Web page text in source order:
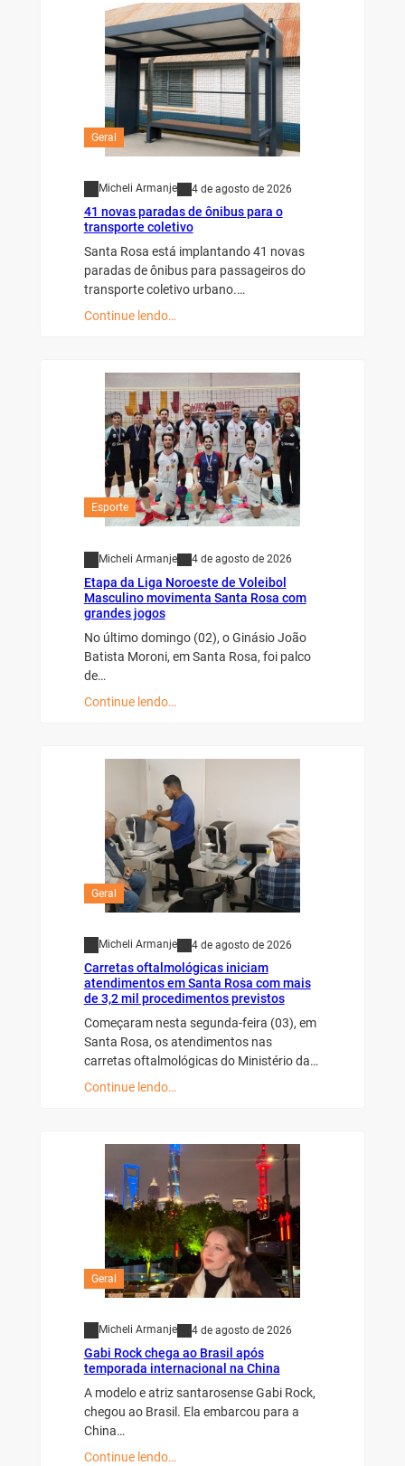
Geral
Micheli Armanje 4 de agosto de 2026
41 novas paradas de ônibus para o
transporte coletivo
Santa Rosa está implantando 41 novas
paradas de ônibus para passageiros do
transporte coletivo urbano.…
Continue lendo…
Esporte
Micheli Armanje 4 de agosto de 2026
Etapa da Liga Noroeste de Voleibol
Masculino movimenta Santa Rosa com
grandes jogos
No último domingo (02), o Ginásio João
Batista Moroni, em Santa Rosa, foi palco
de…
Continue lendo…
Geral
Micheli Armanje 4 de agosto de 2026
Carretas oftalmológicas iniciam
atendimentos em Santa Rosa com mais
de 3,2 mil procedimentos previstos
Começaram nesta segunda-feira (03), em
Santa Rosa, os atendimentos nas
carretas oftalmológicas do Ministério da…
Continue lendo…
Geral
Micheli Armanje 4 de agosto de 2026
Gabi Rock chega ao Brasil após
temporada internacional na China
A modelo e atriz santarosense Gabi Rock,
chegou ao Brasil. Ela embarcou para a
China…
Continue lendo…